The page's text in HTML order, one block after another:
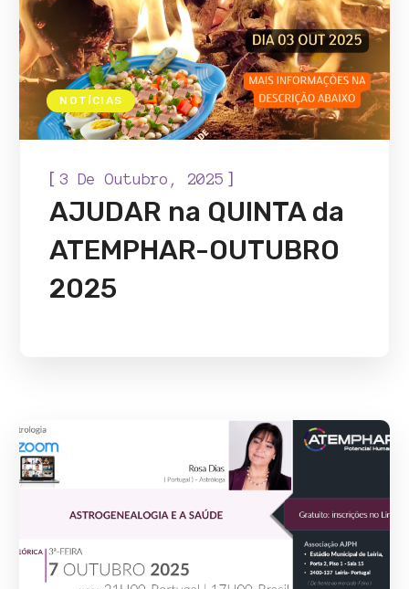
NOTÍCIAS
[3 De Outubro, 2025 ]
AJUDAR na QUINTA da
ATEMPHAR-OUTUBRO
2025